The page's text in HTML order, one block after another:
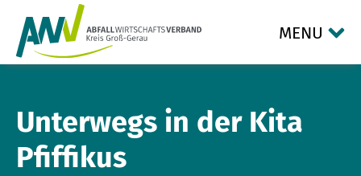
MENU
Unterwegs in der Kita
Pfiffikus